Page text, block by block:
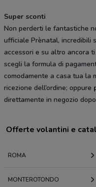
Super sconti
Non perderti le fantastiche
ufficiale Prènatal, incredibili
accessori e su altro ancora
scegli la formula di
comodamente a casa tua la
ricezione dell’ordine; oppure
direttamente in negozio
Offerte volantini e
ROMA
MONTEROTONDO